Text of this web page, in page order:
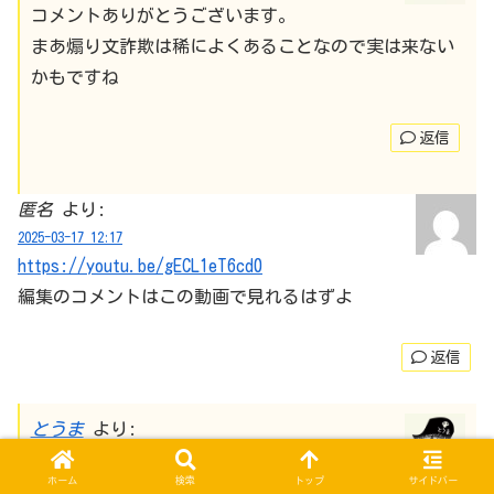
コメントありがとうございます。
まあ煽り文詐欺は稀によくあることなので実は来ない
かもですね
返信
匿名 より:
2025-03-17 12:17
https://youtu.be/gECL1eT6cd0
編集のコメントはこの動画で見れるはずよ
返信
とうま より:
2025-03-17 12:19
ありがとうございます🙇これか！
ホーム 検索 トップ サイドバー